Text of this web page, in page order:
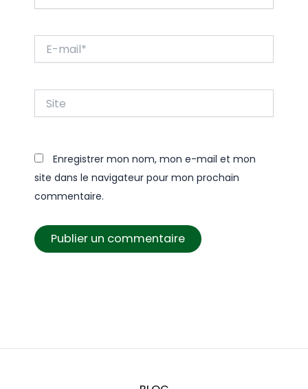
mail*
Enregistrer mon nom, mon e-mail et mon
site dans le navigateur pour mon prochain
commentaire.